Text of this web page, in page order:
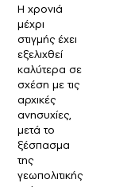
Η χρονιά
μέχρι
στιγμής έχει
εξελιχθεί
καλύτερα σε
σχέση με τις
αρχικές
ανησυχίες,
μετά το
ξέσπασμα
της
γεωπολιτικής